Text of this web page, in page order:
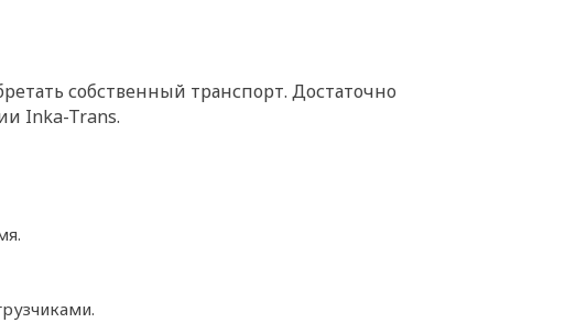
собственный транспорт. Достаточно
Inka-Trans.